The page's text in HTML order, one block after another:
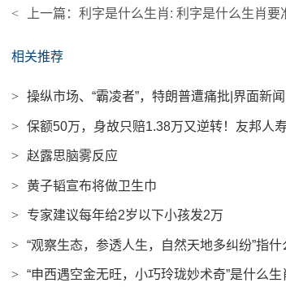
< 上一篇： 利字是什么生肖: 利字是什么生肖要
相关推荐
> 操纵市场、“霸凌者”，特朗普遭痛批|界面新闻
> 保额50万，身故只赔1.38万又逆转！友邦人
> 赵露思脑雾反应
> 黄子韬宣布将做卫生巾
> 专家建议每年给2岁以下小孩发2万
> “观察生态，参透人生，自然天地多纠纷”指什
> “申西遇空金无旺，小巧玲珑妙术奇”是什么生